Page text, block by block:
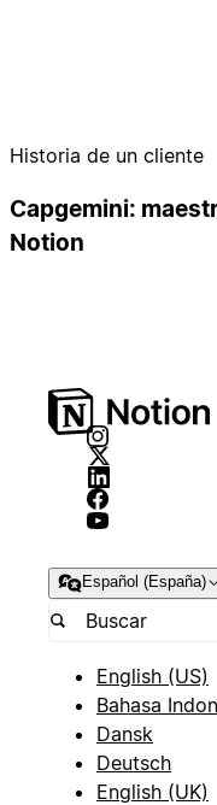
Historia de un cliente
Capgemini:
Notion
Español (España)
English (US)
Bahasa
Dansk
Deutsch
English (UK)